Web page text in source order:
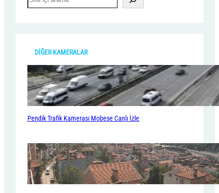
e
DİĞER KAMERALAR
Pendik Trafik Kamerası Mobese Canlı İzle